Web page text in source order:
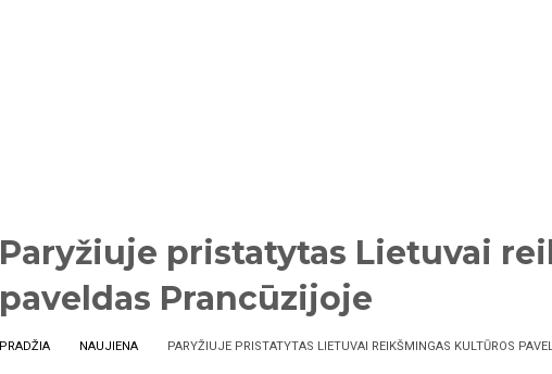
Paryžiuje pristatytas Lietuvai
paveldas Prancūzijoje
PRADŽIA NAUJIENA PARYŽIUJE PRISTATYTAS LIETUVAI REIKŠMINGAS KULTŪROS